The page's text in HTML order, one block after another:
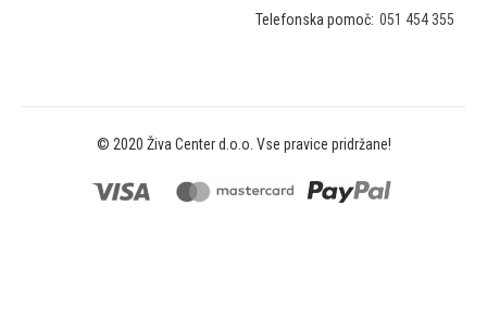
Telefonska pomoč: 051 454 355
© 2020 Živa Center d.o.o. Vse pravice pridržane!